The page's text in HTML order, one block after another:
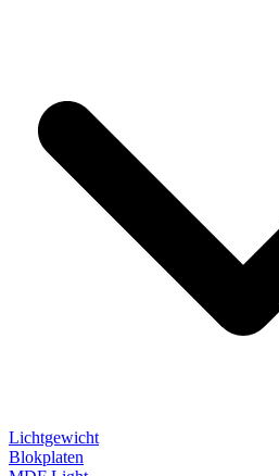
Lichtgewicht
Blokplaten